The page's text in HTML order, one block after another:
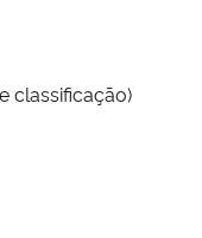
classificação)